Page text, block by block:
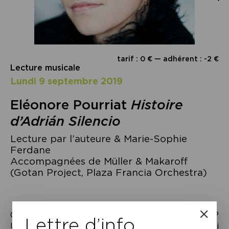
tarif : 0 € — adhérent : -2 €
Lecture musicale
lundi 9 septembre 2019
Eléonore Pourriat Histoire
d’Adrián Silencio
Lecture par l’auteure & Marie-Sophie
Ferdane
Accompagnées de Müller & Makaroff
(Gotan Project, Plaza Francia Orchestra)
Qui était Adrián Silencio, le grand-père de Cléo ?
Un musicien. Un réfugié du régime franquiste. Oui